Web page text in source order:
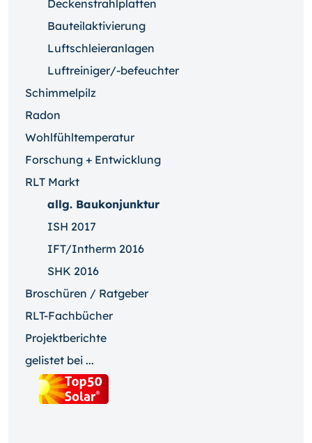
Deckenstrahlplatten
Bauteilaktivierung
Luftschleieranlagen
Luftreiniger/-befeuchter
Schimmelpilz
Radon
Wohlfühltemperatur
Forschung + Entwicklung
RLT Markt
allg. Baukonjunktur
ISH 2017
IFT/Intherm 2016
SHK 2016
Broschüren / Ratgeber
RLT-Fachbücher
Projektberichte
gelistet bei ...